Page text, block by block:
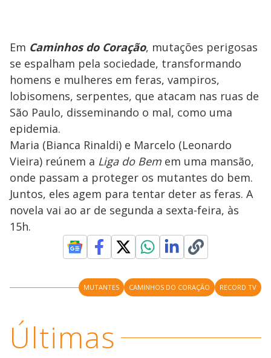
Em Caminhos do Coração, mutações perigosas
se espalham pela sociedade, transformando
homens e mulheres em feras, vampiros,
lobisomens, serpentes, que atacam nas ruas de
São Paulo, disseminando o mal, como uma
epidemia.
Maria (Bianca Rinaldi) e Marcelo (Leonardo
Vieira) reúnem a Liga do Bem em uma mansão,
onde passam a proteger os mutantes do bem.
Juntos, eles agem para tentar deter as feras. A
novela vai ao ar de segunda a sexta-feira, às
15h.
MUTANTES CAMINHOS DO CORAÇÃO RECORD TV
Últimas